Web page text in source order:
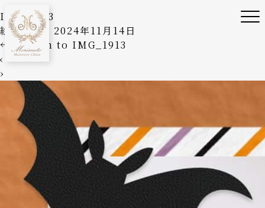
IMG_1913
絵美森本
2024年11月14日
←
Return to IMG_1913
‹
›